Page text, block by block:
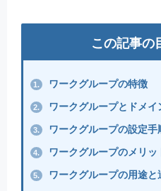
この記事の
1. ワークグループの特徴
2. ワークグループとドメイ
3. ワークグループの設定手
4. ワークグループのメリッ
5. ワークグループの用途と